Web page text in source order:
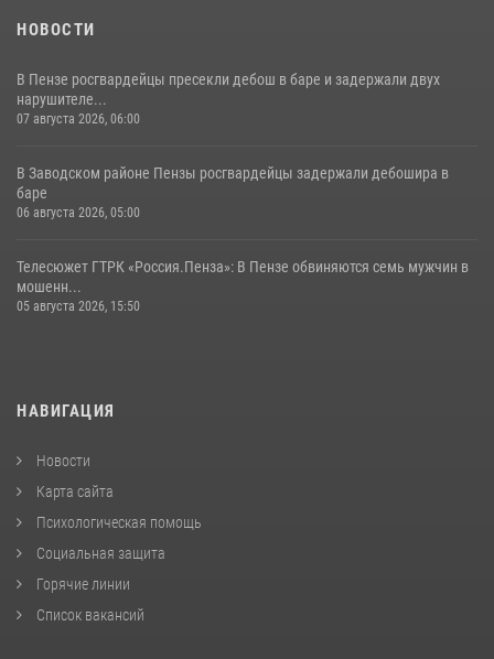
НОВОСТИ
В Пензе росгвардейцы пресекли дебош в баре и задержали двух
нарушителе...
07 августа 2026, 06:00
В Заводском районе Пензы росгвардейцы задержали дебошира в
баре
06 августа 2026, 05:00
Телесюжет ГТРК «Россия.Пенза»: В Пензе обвиняются семь мужчин в
мошенн...
05 августа 2026, 15:50
НАВИГАЦИЯ
Новости
Карта сайта
Психологическая помощь
Социальная защита
Горячие линии
Список вакансий